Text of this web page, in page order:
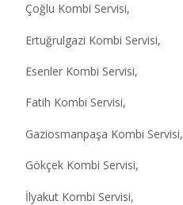
Çoğlu Kombi Servisi,
Ertuğrulgazi Kombi Servisi,
Esenler Kombi Servisi,
Fatih Kombi Servisi,
Gaziosmanpaşa Kombi Servisi,
Gökçek Kombi Servisi,
İlyakut Kombi Servisi,